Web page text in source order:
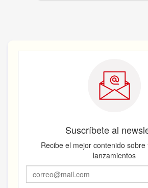
Suscríbete al
Recibe el mejor contenido sobre
lanzamientos